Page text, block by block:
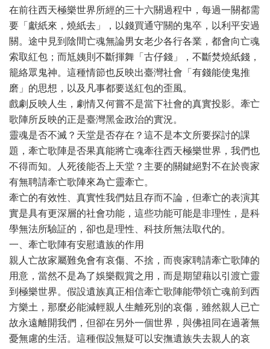
在前往西天極樂世界所經的三十六關過程中，每過一關都需
要「獻紙來，燒紙去」，以錢買通守關的鬼卒，以利平安過
關。途中見到陰間亡魂無論男女老少各行各業，都會向亡魂
索取紅包；而尪姨則不斷揮舞「古仔錢」，不斷焚燒紙錢，
籠絡眾鬼神。這種情節也反映出臺灣社會「有錢能使鬼推
磨」的思想，以及凡事都要送紅包的歪風。
戲劇反映人生，劇情又何嘗不是當下社會的真實投影。牽亡
歌陣所反映的正是臺灣黑金政治的實況。
靈魂是否不滅？天堂是否存在？這不是本文所要探討的課
題，牽亡歌陣是否果真能將亡魂牽往西天極樂世界，我們也
不得而知。人死後能否上天堂？主要的關鍵絕對不在於喪家
有無聘請牽亡歌陣來為亡靈牽亡。
牽亡的有效性、真實性我們姑且存而不論，但牽亡的表演其
實是具有更深層的社會功能，這些功能可能是非理性，是科
學無法所驗証的，卻也是理性、科技所無法取代的。
一、牽亡歌陣有安慰遺族的作用
親人亡故家屬難免會有哀傷、不捨，而喪家聘請牽亡歌陣的
用意，當然不是為了娛樂觀賞之用，而是期望藉以引渡亡靈
到極樂世界。假設遺族真正相信牽亡歌陣能帶領亡魂前到西
方樂土，那麼必能減輕親人生離死別的哀傷，雖然親人已亡
故永遠離開我們，但卻在另外一個世界，與佛祖同在過著無
憂無慮的生活。這種假設無疑可以安撫遺族失去親人的哀